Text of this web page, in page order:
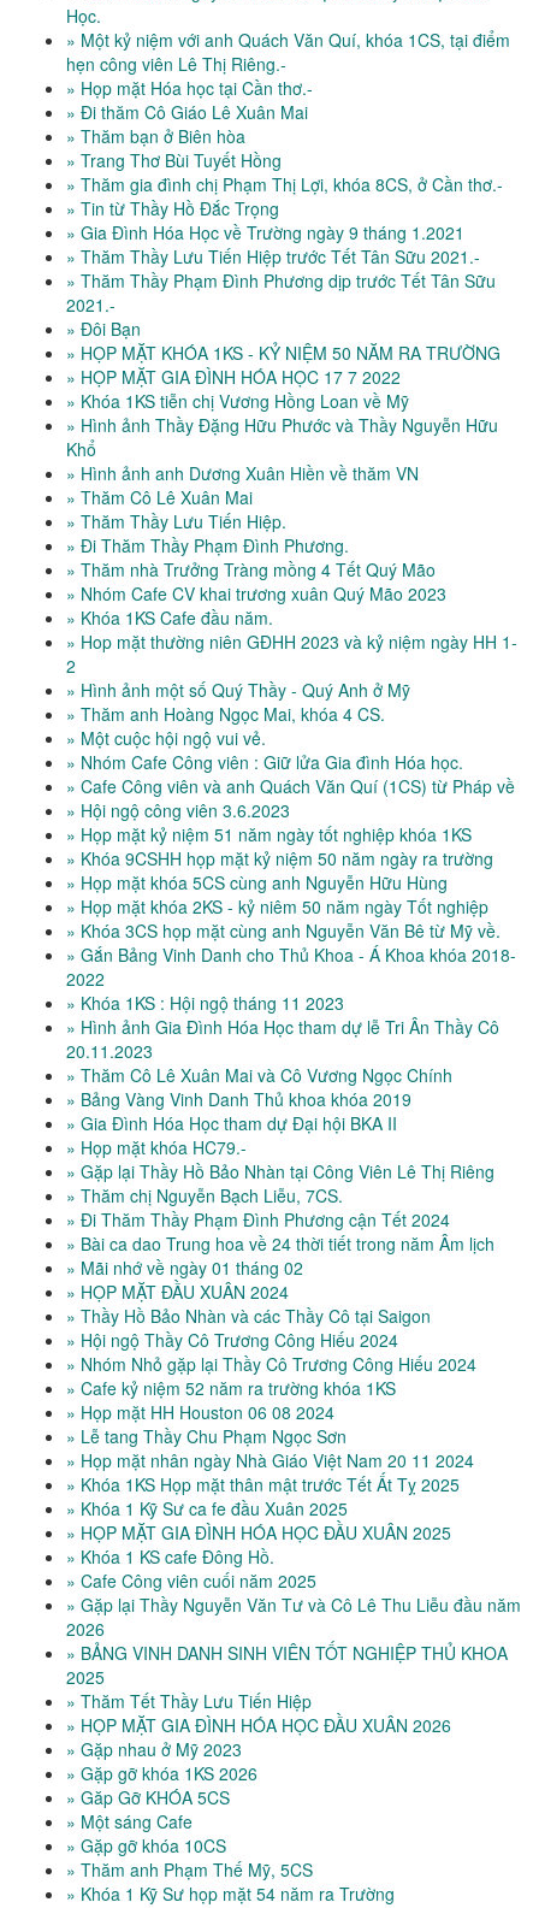
Học.
» Một kỷ niệm với anh Quách Văn Quí, khóa 1CS, tại điểm
hẹn công viên Lê Thị Riêng.-
» Họp mặt Hóa học tại Cần thơ.-
» Đi thăm Cô Giáo Lê Xuân Mai
» Thăm bạn ở Biên hòa
» Trang Thơ Bùi Tuyết Hồng
» Thăm gia đình chị Phạm Thị Lợi, khóa 8CS, ở Cần thơ.-
» Tin từ Thầy Hồ Đắc Trọng
» Gia Đình Hóa Học về Trường ngày 9 tháng 1.2021
» Thăm Thầy Lưu Tiến Hiệp trước Tết Tân Sữu 2021.-
» Thăm Thầy Phạm Đình Phương dịp trước Tết Tân Sữu
2021.-
» Đôi Bạn
» HỌP MẶT KHÓA 1KS - KỶ NIỆM 50 NĂM RA TRƯỜNG
» HỌP MẶT GIA ĐÌNH HÓA HỌC 17 7 2022
» Khóa 1KS tiễn chị Vương Hồng Loan về Mỹ
» Hình ảnh Thầy Đặng Hữu Phước và Thầy Nguyễn Hữu
Khổ
» Hình ảnh anh Dương Xuân Hiền về thăm VN
» Thăm Cô Lê Xuân Mai
» Thăm Thầy Lưu Tiến Hiệp.
» Đi Thăm Thầy Phạm Đình Phương.
» Thăm nhà Trưởng Tràng mồng 4 Tết Quý Mão
» Nhóm Cafe CV khai trương xuân Quý Mão 2023
» Khóa 1KS Cafe đầu năm.
» Hop mặt thường niên GĐHH 2023 và kỷ niệm ngày HH 1-
2
» Hình ảnh một số Quý Thầy - Quý Anh ở Mỹ
» Thăm anh Hoàng Ngọc Mai, khóa 4 CS.
» Một cuộc hội ngộ vui vẻ.
» Nhóm Cafe Công viên : Giữ lửa Gia đình Hóa học.
» Cafe Công viên và anh Quách Văn Quí (1CS) từ Pháp về
» Hội ngộ công viên 3.6.2023
» Họp mặt kỷ niệm 51 năm ngày tốt nghiệp khóa 1KS
» Khóa 9CSHH họp mặt kỷ niệm 50 năm ngày ra trường
» Họp mặt khóa 5CS cùng anh Nguyễn Hữu Hùng
» Họp mặt khóa 2KS - kỷ niêm 50 năm ngày Tốt nghiệp
» Khóa 3CS họp mặt cùng anh Nguyễn Văn Bê từ Mỹ về.
» Gắn Bảng Vinh Danh cho Thủ Khoa - Á Khoa khóa 2018-
2022
» Khóa 1KS : Hội ngộ tháng 11 2023
» Hình ảnh Gia Đình Hóa Học tham dự lễ Tri Ân Thầy Cô
20.11.2023
» Thăm Cô Lê Xuân Mai và Cô Vương Ngọc Chính
» Bảng Vàng Vinh Danh Thủ khoa khóa 2019
» Gia Đình Hóa Học tham dự Đại hội BKA II
» Họp mặt khóa HC79.-
» Gặp lại Thầy Hồ Bảo Nhàn tại Công Viên Lê Thị Riêng
» Thăm chị Nguyễn Bạch Liễu, 7CS.
» Đi Thăm Thầy Phạm Đình Phương cận Tết 2024
» Bài ca dao Trung hoa về 24 thời tiết trong năm Âm lịch
» Mãi nhớ về ngày 01 tháng 02
» HỌP MẶT ĐẦU XUÂN 2024
» Thầy Hồ Bảo Nhàn và các Thầy Cô tại Saigon
» Hội ngộ Thầy Cô Trương Công Hiếu 2024
» Nhóm Nhỏ gặp lại Thầy Cô Trương Công Hiếu 2024
» Cafe kỷ niệm 52 năm ra trường khóa 1KS
» Họp mặt HH Houston 06 08 2024
» Lễ tang Thầy Chu Phạm Ngọc Sơn
» Họp mặt nhân ngày Nhà Giáo Việt Nam 20 11 2024
» Khóa 1KS Họp mặt thân mật trước Tết Ất Tỵ 2025
» Khóa 1 Kỹ Sư ca fe đầu Xuân 2025
» HỌP MẶT GIA ĐÌNH HÓA HỌC ĐẦU XUÂN 2025
» Khóa 1 KS cafe Đông Hồ.
» Cafe Công viên cuối năm 2025
» Gặp lại Thầy Nguyễn Văn Tư và Cô Lê Thu Liễu đầu năm
2026
» BẢNG VINH DANH SINH VIÊN TỐT NGHIỆP THỦ KHOA
2025
» Thăm Tết Thầy Lưu Tiến Hiệp
» HỌP MẶT GIA ĐÌNH HÓA HỌC ĐẦU XUÂN 2026
» Gặp nhau ở Mỹ 2023
» Gặp gỡ khóa 1KS 2026
» Găp Gỡ KHÓA 5CS
» Một sáng Cafe
» Gặp gỡ khóa 10CS
» Thăm anh Phạm Thế Mỹ, 5CS
» Khóa 1 Kỹ Sư họp mặt 54 năm ra Trường